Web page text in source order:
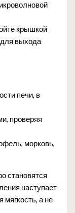
крышкой
для выхода
печи, в
проверяя
морковь,
становятся
наступает
мягкость, а не